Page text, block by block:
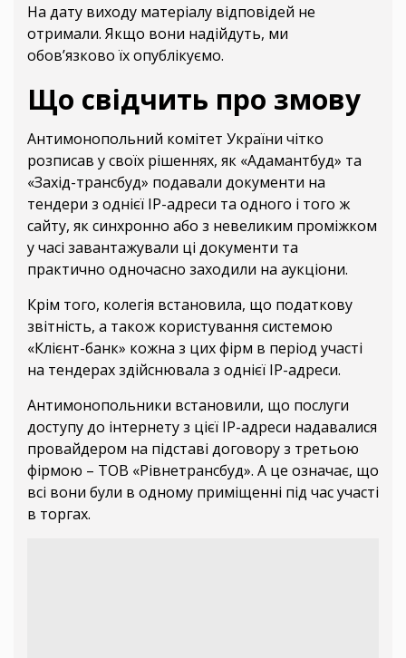
На дату виходу матеріалу відповідей не
отримали. Якщо вони надійдуть, ми
обов’язково їх опублікуємо.
Що свідчить про змову
Антимонопольний комітет України чітко
розписав у своїх рішеннях, як «Адамантбуд» та
«Захід-трансбуд» подавали документи на
тендери з однієї IP-адреси та одного і того ж
сайту, як синхронно або з невеликим проміжком
у часі завантажували ці документи та
практично одночасно заходили на аукціони.
Крім того, колегія встановила, що податкову
звітність, а також користування системою
«Клієнт-банк» кожна з цих фірм в період участі
на тендерах здійснювала з однієї IP-адреси.
Антимонопольники встановили, що послуги
доступу до інтернету з цієї IP-адреси надавалися
провайдером на підставі договору з третьою
фірмою – ТОВ «Рівнетрансбуд». А це означає, що
всі вони були в одному приміщенні під час участі
в торгах.